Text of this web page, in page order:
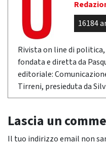
16184
Rivista on line di
fondata e diretta da
editoriale:
Tirreni, presieduta da
Lascia un
Il tuo indirizzo email non